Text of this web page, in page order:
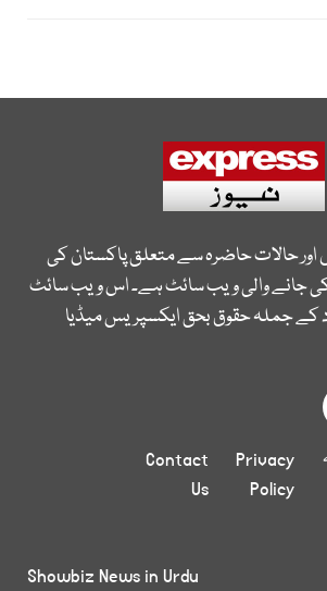
اور حالات حاضرہ سے متعلق پاکستان کی
جانے والی ویب سائٹ ہے۔ اس ویب سائٹ
کے جملہ حقوق بحق ایکسپریس میڈیا
Privacy
Policy
Contact
Us
Showbiz News in Urdu